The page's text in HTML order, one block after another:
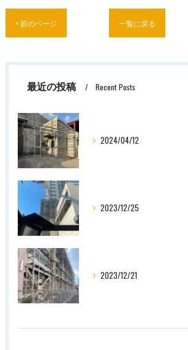
< 前のページ 一覧に戻る
最近の投稿 Recent Posts
2024/04/12
2023/12/25
2023/12/21